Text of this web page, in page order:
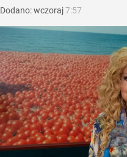
Dodano:wczoraj7:57